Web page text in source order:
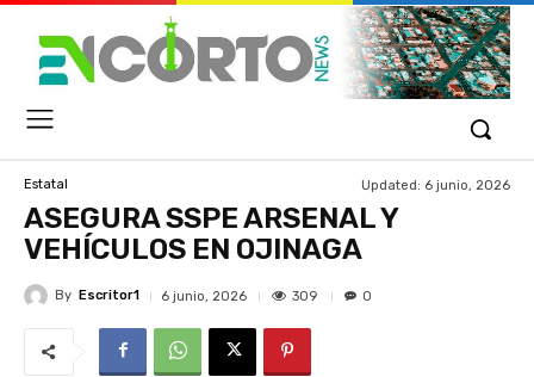
Estatal Updated: 6 junio, 2026
ASEGURA SSPE ARSENAL Y
VEHÍCULOS EN OJINAGA
By Escritor1 6 junio, 2026 309 0